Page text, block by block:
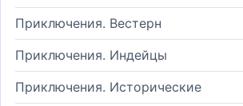
Приключения. Вестерн
Приключения. Индейцы
Приключения. Исторические